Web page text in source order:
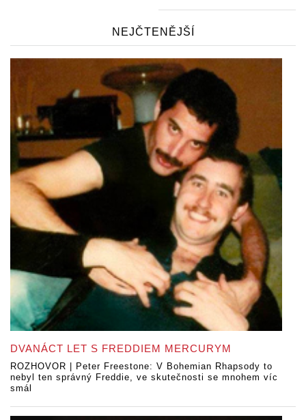
NEJČTENĚJŠÍ
DVANÁCT LET S FREDDIEM MERCURYM
ROZHOVOR | Peter Freestone: V Bohemian Rhapsody to
nebyl ten správný Freddie, ve skutečnosti se mnohem víc
smál